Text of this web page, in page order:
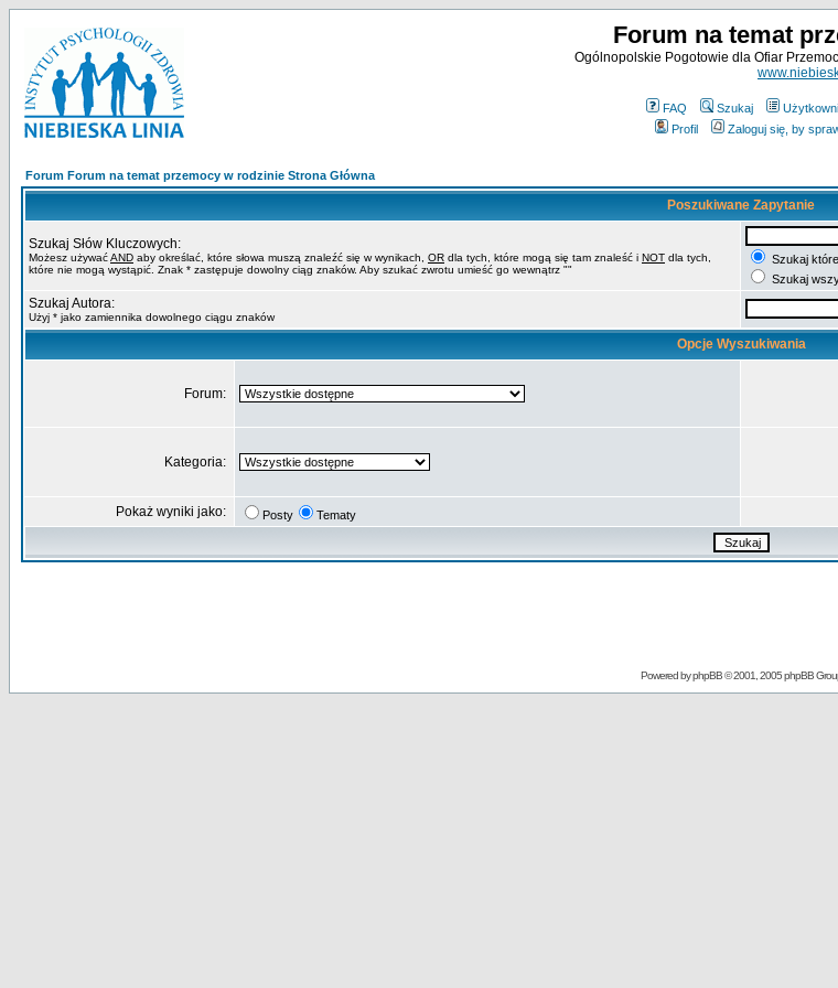
Forum na temat
Ogólnopolskie Pogotowie dla Ofiar
FAQ Szukaj
Profil
Zaloguj się, by
Forum Forum na temat przemocy w rodzinie Strona Główna
Poszukiwane Zapytanie
Szukaj Słów Kluczowych:
Możesz używaćAND aby określać, które słowa muszą znaleźć się w wynikach, OR dla tych, które mogą się tam znaleść i NOT dla tych,
które nie mogą wystąpić. Znak * zastępuje dowolny ciąg znaków. Aby szukać zwrotu umieść go wewnątrz ""
Szukaj
Szukaj
Szukaj Autora:
Użyj * jako zamiennika dowolnego ciągu znaków
Opcje Wyszukiwania
Forum:
Kategoria:
Pokaż wyniki jako: Posty Tematy
Powered byphpBB© 2001, 2005 phpBB